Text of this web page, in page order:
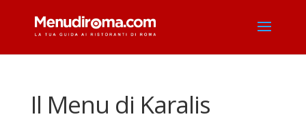
Il Menu di Karalis